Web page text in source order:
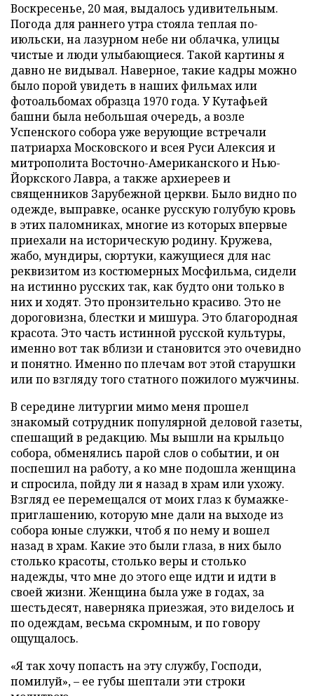
Воскресенье, 20 мая, выдалось удивительным.
Погода для раннего утра стояла теплая по-
июльски, на лазурном небе ни облачка, улицы
чистые и люди улыбающиеся. Такой картины я
давно не видывал. Наверное, такие кадры можно
было порой увидеть в наших фильмах или
фотоальбомах образца 1970 года. У Кутафьей
башни была небольшая очередь, а возле
Успенского собора уже верующие встречали
патриарха Московского и всея Руси Алексия и
митрополита Восточно-Американского и Нью-
Йоркского Лавра, а также архиереев и
священников Зарубежной церкви. Было видно по
одежде, выправке, осанке русскую голубую кровь
в этих паломниках, многие из которых впервые
приехали на историческую родину. Кружева,
жабо, мундиры, сюртуки, кажущиеся для нас
реквизитом из костюмерных Мосфильма, сидели
на истинно русских так, как будто они только в
них и ходят. Это пронзительно красиво. Это не
дороговизна, блестки и мишура. Это благородная
красота. Это часть истинной русской культуры,
именно вот так вблизи и становится это очевидно
и понятно. Именно по плечам вот этой старушки
или по взгляду того статного пожилого мужчины.
В середине литургии мимо меня прошел
знакомый сотрудник популярной деловой газеты,
спешащий в редакцию. Мы вышли на крыльцо
собора, обменялись парой слов о событии, и он
поспешил на работу, а ко мне подошла женщина
и спросила, пойду ли я назад в храм или ухожу.
Взгляд ее перемещался от моих глаз к бумажке-
приглашению, которую мне дали на выходе из
собора юные служки, чтоб я по нему и вошел
назад в храм. Какие это были глаза, в них было
столько красоты, столько веры и столько
надежды, что мне до этого еще идти и идти в
своей жизни. Женщина была уже в годах, за
шестьдесят, наверняка приезжая, это виделось и
по одеждам, весьма скромным, и по говору
ощущалось.
«Я так хочу попасть на эту службу, Господи,
помилуй», – ее губы шептали эти строки